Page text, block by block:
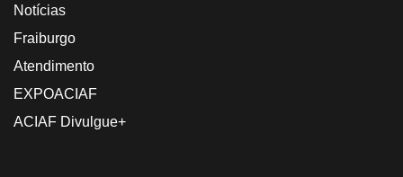
Notícias
Fraiburgo
Atendimento
EXPOACIAF
ACIAF Divulgue+